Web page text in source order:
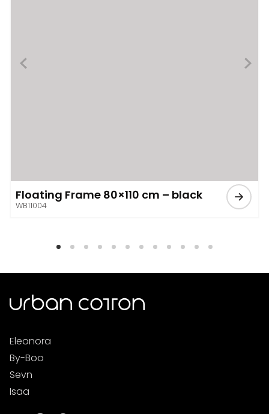
Floating Frame 80×110 cm – black
WB11004
Eleonora
By-Boo
Sevn
Isaa